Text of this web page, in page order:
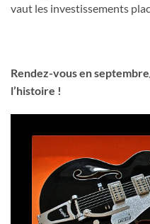
vaut les investissements
Rendez-vous en
l’histoire !